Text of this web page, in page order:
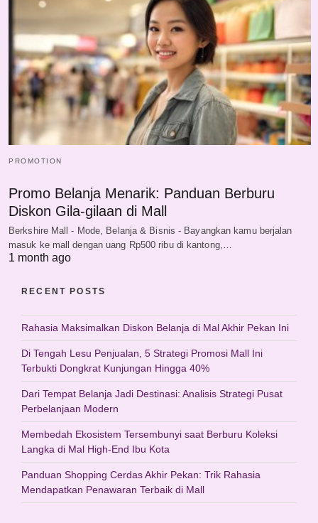
PROMOTION
Promo Belanja Menarik: Panduan Berburu
Diskon Gila-gilaan di Mall
Berkshire Mall - Mode, Belanja & Bisnis - Bayangkan kamu berjalan
masuk ke mall dengan uang Rp500 ribu di kantong,…
1 month ago
RECENT POSTS
Rahasia Maksimalkan Diskon Belanja di Mal Akhir Pekan Ini
Di Tengah Lesu Penjualan, 5 Strategi Promosi Mall Ini
Terbukti Dongkrat Kunjungan Hingga 40%
Dari Tempat Belanja Jadi Destinasi: Analisis Strategi Pusat
Perbelanjaan Modern
Membedah Ekosistem Tersembunyi saat Berburu Koleksi
Langka di Mal High-End Ibu Kota
Panduan Shopping Cerdas Akhir Pekan: Trik Rahasia
Mendapatkan Penawaran Terbaik di Mall